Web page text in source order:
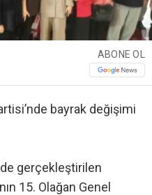
ABONE OL
bayrak değişimi
gerçekleştirilen
15. Olağan Genel